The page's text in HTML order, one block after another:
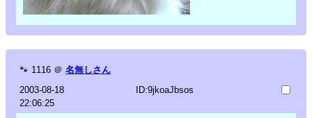
🐾 1116 ＠ 名無しさん
2003-08-18
22:06:25
ID:9jkoaJbsos